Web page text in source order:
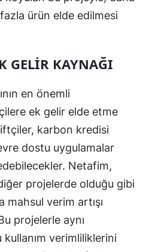
ürün elde edilmesi
GELIR KAYNAĞI
en önemli
ek gelir elde etme
karbon kredisi
dostu uygulamalar
Netafim,
projelerde olduğu gibi
mahsul verim artışı
projelerle aynı
verimliliklerini